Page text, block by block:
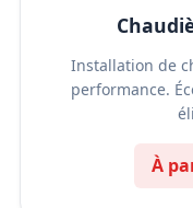
Installation de
performance.
À